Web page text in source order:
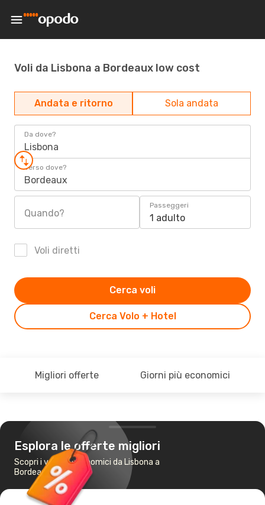
Voli da Lisbona a Bordeaux low cost
Andata e ritorno Sola andata
Da dove?
Lisbona
Verso dove?
Bordeaux
Quando?
Passeggeri
1 adulto
Voli diretti
Cerca Volo + Hotel
Cerca voli
Migliori offerte Giorni più economici
Esplora le offerte migliori
Scopri i voli più economici da Lisbona a
Bordeaux